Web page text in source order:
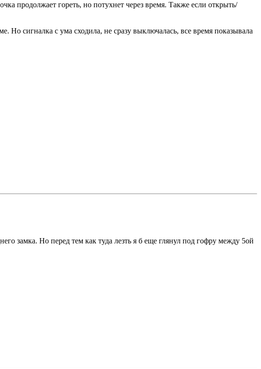
продолжает гореть, но потухнет через время. Также если открыть/
Но сигналка с ума сходила, не сразу выключалась, все время показывала
замка. Но перед тем как туда лезть я б еще глянул под гофру между 5ой